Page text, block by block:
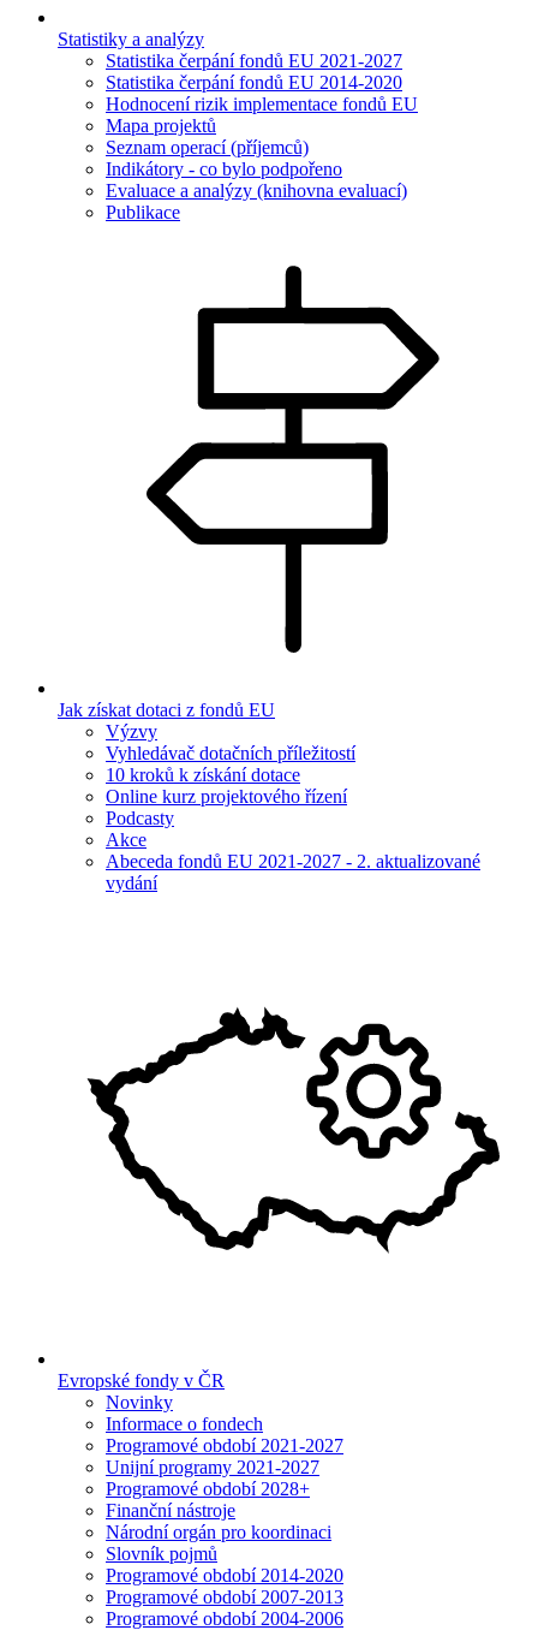
Statistiky a analýzy
Statistika čerpání fondů EU 2021-2027
Statistika čerpání fondů EU 2014-2020
Hodnocení rizik implementace fondů EU
Mapa projektů
Seznam operací (příjemců)
Indikátory - co bylo podpořeno
Evaluace a analýzy (knihovna evaluací)
Publikace
Jak získat dotaci z fondů EU
Výzvy
Vyhledávač dotačních příležitostí
10 kroků k získání dotace
Online kurz projektového řízení
Podcasty
Akce
Abeceda fondů EU 2021-2027 - 2. aktualizované
vydání
Evropské fondy v ČR
Novinky
Informace o fondech
Programové období 2021-2027
Unijní programy 2021-2027
Programové období 2028+
Finanční nástroje
Národní orgán pro koordinaci
Slovník pojmů
Programové období 2014-2020
Programové období 2007-2013
Programové období 2004-2006